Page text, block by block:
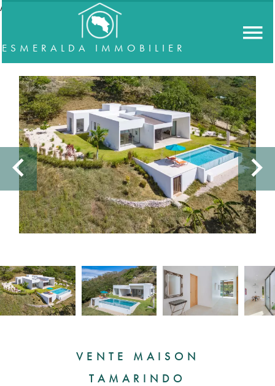
//accordeon
ESMERALDA IMMOBILIER
VENTE MAISON
TAMARINDO